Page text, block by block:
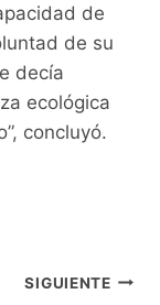
de
de su
decía
ecológica
concluyó.
SIGUIENTE